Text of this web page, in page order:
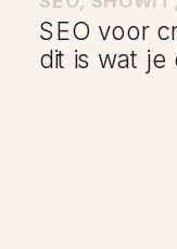
SEO voor
dit is wat je